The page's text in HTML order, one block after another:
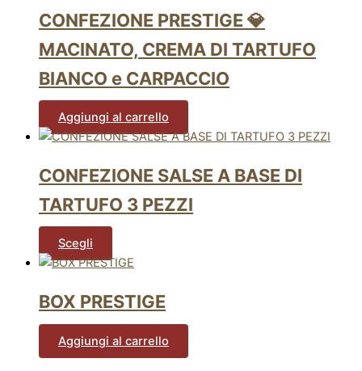
CONFEZIONE PRESTIGE 💎
MACINATO, CREMA DI TARTUFO
BIANCO e CARPACCIO
Aggiungi al carrello
CONFEZIONE SALSE A BASE DI
TARTUFO 3 PEZZI
Scegli
BOX PRESTIGE
Aggiungi al carrello